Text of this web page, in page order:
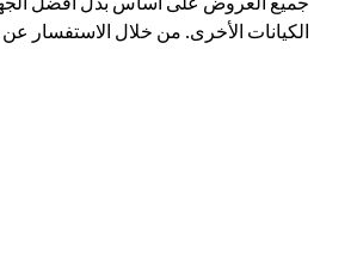
الكيانات الأخرى. من خلال الاستفسار